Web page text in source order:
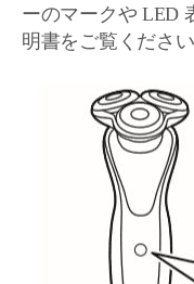
ーのマークや LED
明書をご覧ください